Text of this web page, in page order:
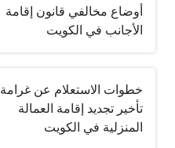
أوضاع مخالفي قانون إقامة
الأجانب في الكويت
خطوات الاستعلام عن غرامة
تأخير تجديد إقامة العمالة
المنزلية في الكويت